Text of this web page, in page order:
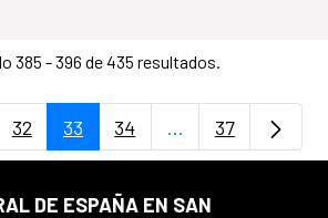
385 - 396 de 435 resultados.
intermedias Use TAB para
Página
32 Página
33 Página
34 ...PáginasPágina
37
DE ESPAÑA EN SAN